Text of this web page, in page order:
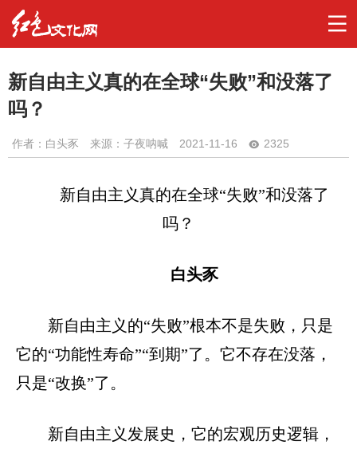
新自由主义真的在全球“失败”和没落了
吗？
作者： 白头豕 来源：子夜呐喊 2021-11-16 2325
新自由主义真的在全球“失败”和没落了
吗？
白头豕
新自由主义的“失败”根本不是失败，只是
它的“功能性寿命”“到期”了。它不存在没落，
只是“改换”了。
新自由主义发展史，它的宏观历史逻辑，